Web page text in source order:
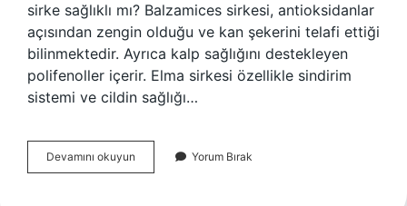
sirke sağlıklı mı? Balzamices sirkesi, antioksidanlar
açısından zengin olduğu ve kan şekerini telafi ettiği
bilinmektedir. Ayrıca kalp sağlığını destekleyen
polifenoller içerir. Elma sirkesi özellikle sindirim
sistemi ve cildin sağlığı…
Devamını okuyun
Yaparken
Yorum Bırak